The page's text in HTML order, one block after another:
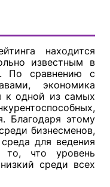
находится
известным в
По сравнению с
экономика
к одной из самых
Благодаря этому
бизнесменов,
для ведения
то, что уровень
среди всех